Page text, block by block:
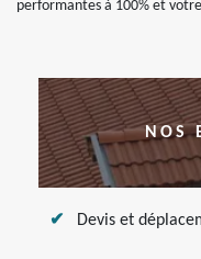
performantes à 100% et
NOS
Devis et